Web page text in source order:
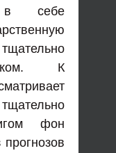
в себе
К
фон